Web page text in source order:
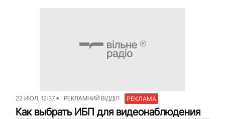
22 ИЮЛ, 12:37 РЕКЛАМНИЙ ВІДДІЛ РЕКЛАМА
Как выбрать ИБП для видеонаблюдения